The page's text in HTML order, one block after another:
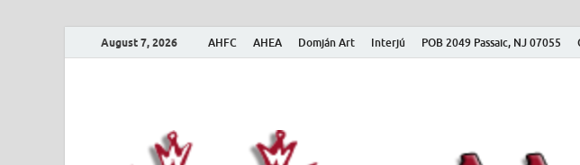
August 7, 2026 AHFC AHEA Domján Art Interjú POB 2049 Passaic, NJ 07055
Amerikai Magyar Múzeum